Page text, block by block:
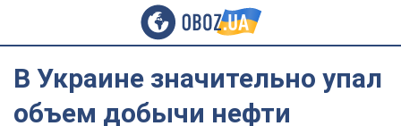
В Украине значительно упал
объем добычи нефти